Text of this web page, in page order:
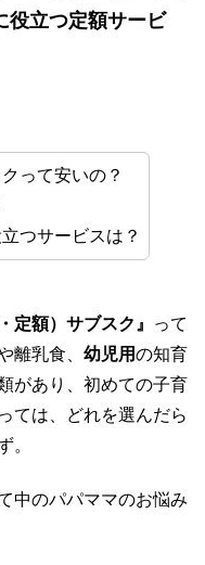
役立つ定額サービ
って安いの？
つサービスは？
定額）サブスク』
って
離乳食、 幼児用の知育
があり、初めての子育
ては、どれを選んだら
。
中のパパママのお悩み